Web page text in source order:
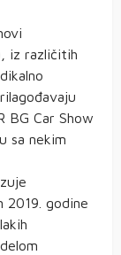
iz različitih
BG Car Show
sa nekim
2019. godine